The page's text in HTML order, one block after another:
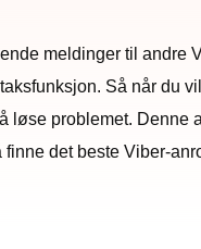
meldinger til andre
Så når du
løse problemet. Denne
det beste Viber-